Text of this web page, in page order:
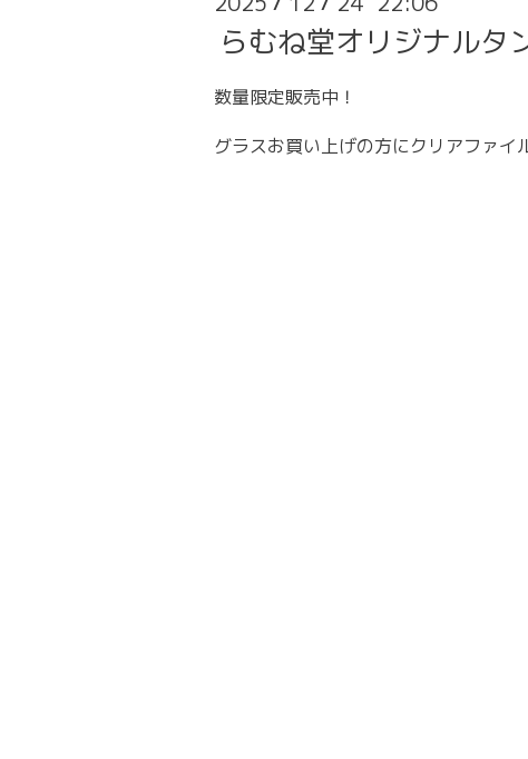
らむね堂オリジナルタ
数量限定販売中！
グラスお買い上げの方にクリアファイ